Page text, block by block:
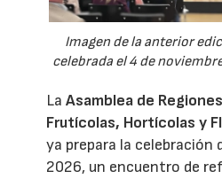
Imagen de la anterior
celebrada el 4 de
LaAsamblea de
Frutícolas, Hortícolas y
ya prepara la celebración
2026, un encuentro de